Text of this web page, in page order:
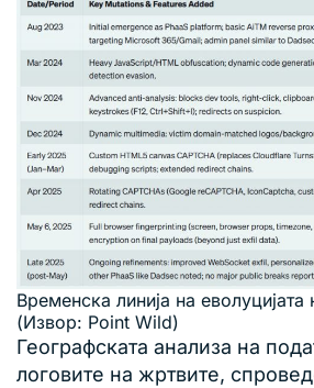
Временска линија на
(Извор: Point Wild)
Географската анализа на
логовите на жртвите,